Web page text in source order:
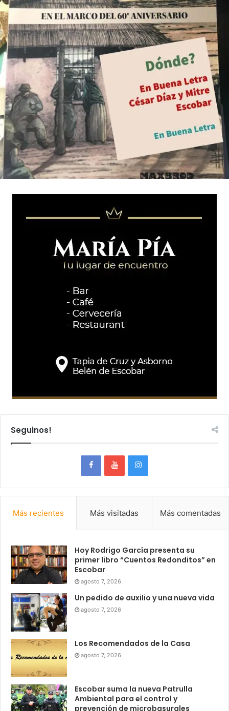
Seguinos!
Más recientes Más visitadas Más comentadas
Hoy Rodrigo García presenta su
primer libro “Cuentos Redonditos” en
Escobar
agosto 7, 2026
Un pedido de auxilio y una nueva vida
agosto 7, 2026
Los Recomendados de la Casa
agosto 7, 2026
Escobar suma la nueva Patrulla
Ambiental para el control y
prevención de microbasurales